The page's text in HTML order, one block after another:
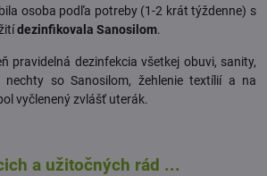
osoba podľa potreby (1-2 krát týždenne) s
dezinfikovala Sanosilom.
pravidelná dezinfekcia všetkej obuvi, sanity,
so Sanosilom, žehlenie textílií a na
vyčlenený zvlášť uterák.
a užitočných rád ...